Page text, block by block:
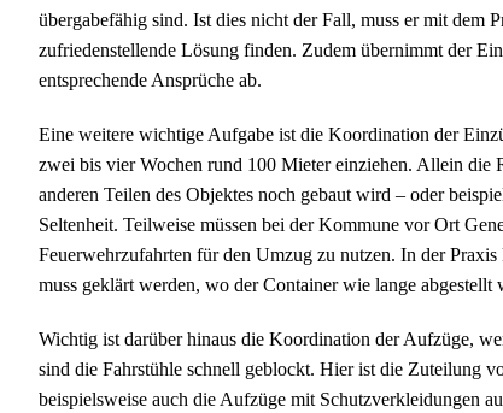
übergabefähig sind. Ist dies nicht der Fall, muss er mit dem
zufriedenstellende Lösung finden. Zudem übernimmt der
entsprechende Ansprüche ab.
Eine weitere wichtige Aufgabe ist die Koordination der
zwei bis vier Wochen rund 100 Mieter einziehen. Allein die
anderen Teilen des Objektes noch gebaut wird – oder
Seltenheit. Teilweise müssen bei der Kommune vor Ort
Feuerwehrzufahrten für den Umzug zu nutzen. In der
muss geklärt werden, wo der Container wie lange abgestellt
Wichtig ist darüber hinaus die Koordination der Aufzüge,
sind die Fahrstühle schnell geblockt. Hier ist die Zuteilung
beispielsweise auch die Aufzüge mit Schutzverkleidungen